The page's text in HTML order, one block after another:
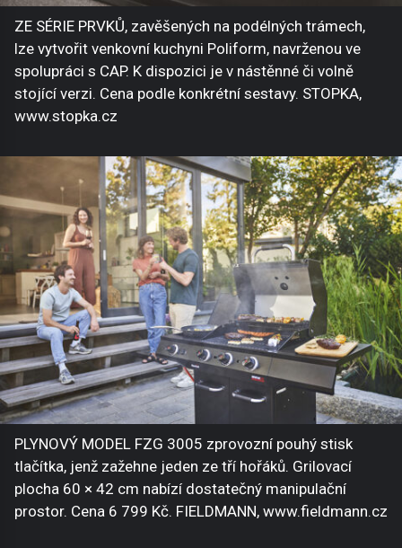
ZE SÉRIE PRVKŮ, zavěšených na podélných trámech,
lze vytvořit venkovní kuchyni Poliform, navrženou ve
spolupráci s CAP. K dispozici je v nástěnné či volně
stojící verzi. Cena podle konkrétní sestavy. STOPKA,
www.stopka.cz
PLYNOVÝ MODEL FZG 3005 zprovozní pouhý stisk
tlačítka, jenž zažehne jeden ze tří hořáků. Grilovací
plocha 60 × 42 cm nabízí dostatečný manipulační
prostor. Cena 6 799 Kč. FIELDMANN, www.fieldmann.cz